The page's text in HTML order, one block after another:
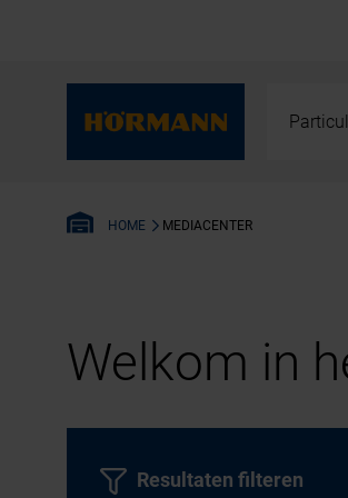
HOME MEDIACENTER
Welkom in
Resultaten filteren